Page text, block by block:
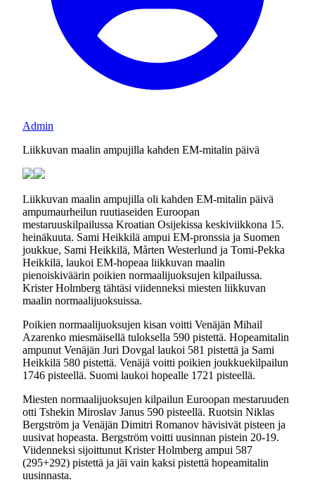
Admin
Liikkuvan maalin ampujilla kahden EM-mitalin päivä
Liikkuvan maalin ampujilla oli kahden EM-mitalin päivä
ampumaurheilun ruutiaseiden Euroopan
mestaruuskilpailussa Kroatian Osijekissa keskiviikkona 15.
heinäkuuta. Sami Heikkilä ampui EM-pronssia ja Suomen
joukkue, Sami Heikkilä, Mårten Westerlund ja Tomi-Pekka
Heikkilä, laukoi EM-hopeaa liikkuvan maalin
pienoiskiväärin poikien normaalijuoksujen kilpailussa.
Krister Holmberg tähtäsi viidenneksi miesten liikkuvan
maalin normaalijuoksuissa.
Poikien normaalijuoksujen kisan voitti Venäjän Mihail
Azarenko miesmäisellä tuloksella 590 pistettä. Hopeamitalin
ampunut Venäjän Juri Dovgal laukoi 581 pistettä ja Sami
Heikkilä 580 pistettä. Venäjä voitti poikien joukkuekilpailun
1746 pisteellä. Suomi laukoi hopealle 1721 pisteellä.
Miesten normaalijuoksujen kilpailun Euroopan mestaruuden
otti Tshekin Miroslav Janus 590 pisteellä. Ruotsin Niklas
Bergström ja Venäjän Dimitri Romanov hävisivät pisteen ja
uusivat hopeasta. Bergström voitti uusinnan pistein 20-19.
Viidenneksi sijoittunut Krister Holmberg ampui 587
(295+292) pistettä ja jäi vain kaksi pistettä hopeamitalin
uusinnasta.